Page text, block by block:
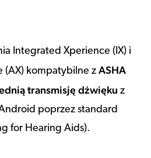
Integrated Xperience (IX) i
kompatybilne z ASHA
transmisję dźwięku z
poprzez standard
for Hearing Aids).